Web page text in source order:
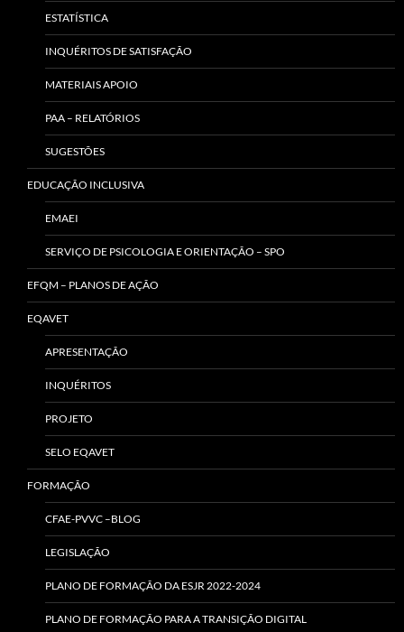
ESTATÍSTICA
INQUÉRITOS DE SATISFAÇÃO
MATERIAIS APOIO
PAA – RELATÓRIOS
SUGESTÕES
EDUCAÇÃO INCLUSIVA
EMAEI
SERVIÇO DE PSICOLOGIA E ORIENTAÇÃO – SPO
EFQM – PLANOS DE AÇÃO
EQAVET
APRESENTAÇÃO
INQUÉRITOS
PROJETO
SELO EQAVET
FORMAÇÃO
CFAE-PVVC –BLOG
LEGISLAÇÃO
PLANO DE FORMAÇÃO DA ESJR 2022-2024
PLANO DE FORMAÇÃO PARA A TRANSIÇÃO DIGITAL